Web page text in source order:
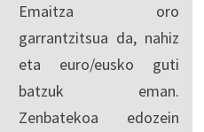
Emaitza oro
garrantzitsua da, nahiz
eta euro/eusko guti
batzuk eman.
Zenbatekoa edozein